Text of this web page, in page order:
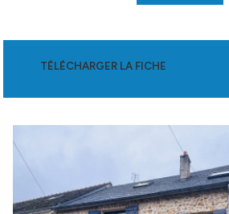
TÉLÉCHARGER LA FICHE